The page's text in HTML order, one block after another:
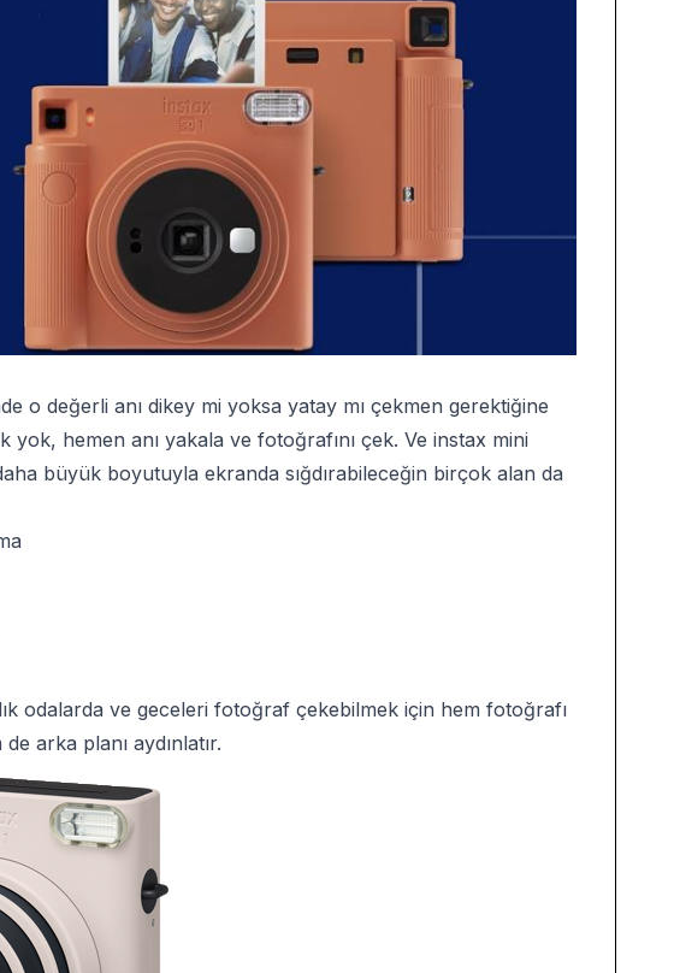
o değerli anı dikey mi yoksa yatay mı çekmen gerektiğine
yok, hemen anı yakala ve fotoğrafını çek. Ve instax mini
büyük boyutuyla ekranda sığdırabileceğin birçok alan da
odalarda ve geceleri fotoğraf çekebilmek için hem fotoğrafı
arka planı aydınlatır.